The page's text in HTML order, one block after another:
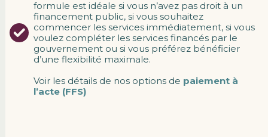
formule est idéale si vous n’avez pas droit à un
financement public, si vous souhaitez
commencer les services immédiatement, si vous
voulez compléter les services financés par le
gouvernement ou si vous préférez bénéficier
d’une flexibilité maximale.
Voir les détails de nos options de paiement à
l’acte (FFS)